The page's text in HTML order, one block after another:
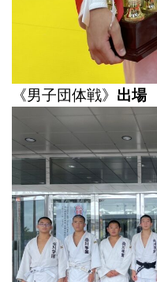
《男子団体戦》 出場